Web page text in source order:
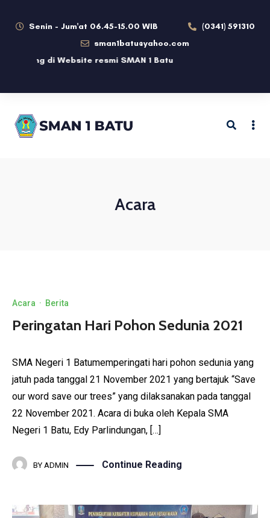
Senin - Jum'at 06.45-15.00 WIB
(0341) 591310
sman1batu@yahoo.com
di Website resmi SMAN 1 Batu
Acara
Acara · Berita
Peringatan Hari Pohon Sedunia 2021
SMA Negeri 1 Batumemperingati hari pohon sedunia yang
jatuh pada tanggal 21 November 2021 yang bertajuk “Save
our word save our trees” yang dilaksanakan pada tanggal
22 November 2021. Acara di buka oleh Kepala SMA
Negeri 1 Batu, Edy Parlindungan, […]
BY ADMIN Continue Reading